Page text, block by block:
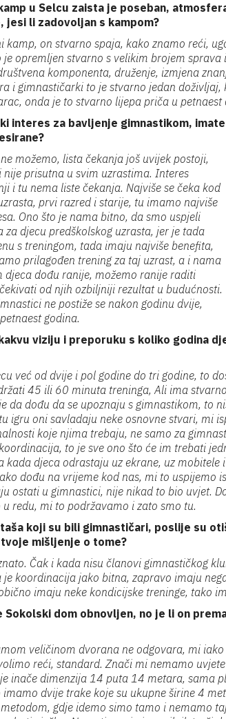
u Selcu zaista je poseban,
jesi li zadovoljan s kampom?
kamp, on stvarno spaja, kako znamo reći,
opremljen stvarno s velikim brojem
komponenta, druženje, izmjena
i gimnastičarki to je stvarno jedan
onda je to stvarno lijepa priča u petnaest
interes za bavljenje gimnastikom,
možemo, lista čekanja još uvijek postoji,
nije prisutna u svim uzrastima. Interes
i tu nema liste čekanja. Najviše se čeka kod
prvi razred i starije, tu imamo najviše
Ono što je nama bitno, da smo uspjeli
djecu predškolskog uzrasta, jer je tada
s treningom, tada imaju najviše benefita,
prilagođen trening za taj uzrast, a i nama
djeca dođu ranije, možemo ranije raditi
od njih ozbiljniji rezultat u budućnosti.
ne postiže se nakon godinu dvije,
godina.
viziju i preporuku s koliko godina
već od dvije i pol godine do tri godine, to
45 ili 60 minuta treninga, Ali ima
da dođu da se upoznaju s gimnastikom, to
igru oni savladaju neke osnovne stvari, mi
koje njima trebaju, ne samo za
to je sve ono što će im trebati
kada djeca odrastaju uz ekrane, uz
dođu na vrijeme kod nas, mi to
ostati u gimnastici, nije nikad to bio uvjet.
redu, mi to podržavamo i zato smo tu.
koji su bili gimnastičari, poslije su
mišljenje o tome?
Čak i kada nisu članovi gimnastičkog
koordinacija jako bitna, zapravo imaju
imaju neke kondicijske treninge, tako
Sokolski dom obnovljen, no je li on
veličinom dvorana ne odgovara, mi
reći, standard. Znači mi nemamo
inače dimenzija 14 puta 14 metara, sama
dvije trake koje su ukupne širine 4
gdje idemo simo tamo i nemamo